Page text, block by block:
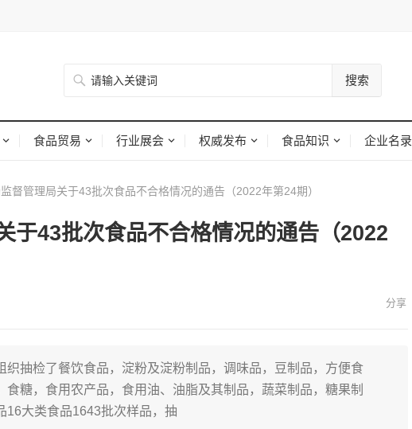
搜索
食品贸易 行业展会 权威发布 食品知识 企业名录
督管理局关于43批次食品不合格情况的通告（2022年第24期）
于43批次食品不合格情况的通告（2022
抽检了餐饮食品，淀粉及淀粉制品，调味品，豆制品，方便食
糖，食用农产品，食用油、油脂及其制品，蔬菜制品，糖果制
16大类食品1643批次样品，抽